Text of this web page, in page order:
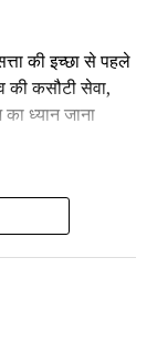
की इच्छा से पहले
की कसौटी सेवा,
ध्यान जाना